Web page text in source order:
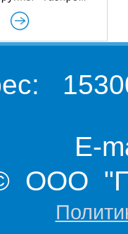
E-
ООО